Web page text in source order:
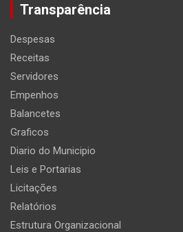
Transparência
Despesas
Receitas
Servidores
Empenhos
Balancetes
Graficos
Diario do Municipio
Leis e Portarias
Licitações
Relatórios
Estrutura Organizacional